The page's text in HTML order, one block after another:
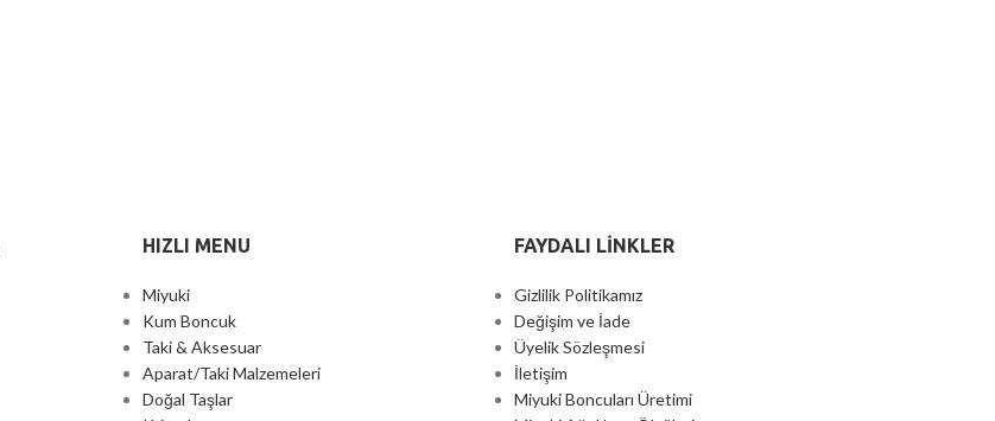
HIZLI MENU
Miyuki
Kum Boncuk
Taki & Aksesuar
Aparat/Taki Malzemeleri
Doğal Taşlar
FAYDALI LİNKLER
Gizlilik Politikamız
Değişim ve İade
Üyelik Sözleşmesi
İletişim
Miyuki Boncuları Üretimi